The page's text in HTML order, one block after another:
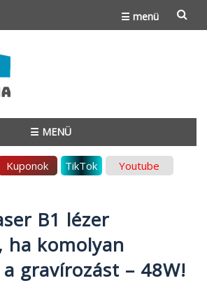
☰ menü
☰ MENÜ
Kuponok TikTok Youtube
B1 lézer
ha komolyan
gravírozást – 48W!